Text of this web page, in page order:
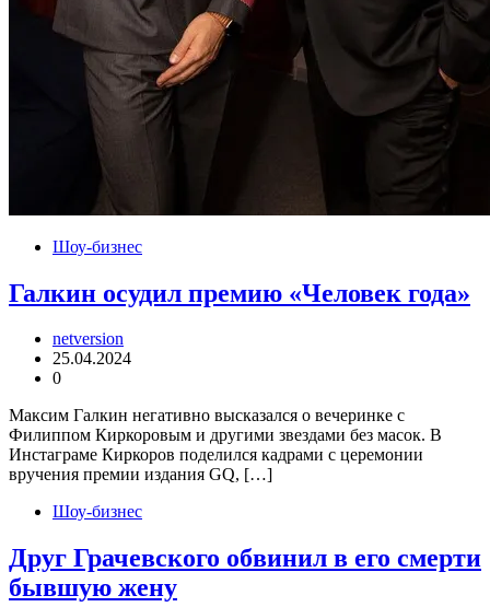
Шоу-бизнес
Галкин осудил премию «Человек года»
netversion
25.04.2024
0
Максим Галкин негативно высказался о вечеринке с
Филиппом Киркоровым и другими звездами без масок. В
Инстаграме Киркоров поделился кадрами с церемонии
вручения премии издания GQ, […]
Шоу-бизнес
Друг Грачевского обвинил в его смерти
бывшую жену